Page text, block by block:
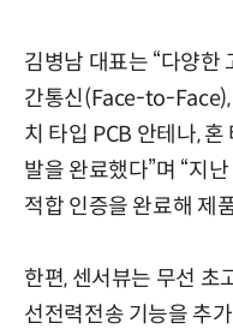
김병남 대표는 “다양한
간통신(Face-to-
치 타입 PCB 안테나,
발을 완료했다”며 “지
적합 인증을 완료해 제
한편, 센서뷰는 무선 초
선전력전송 기능을 추